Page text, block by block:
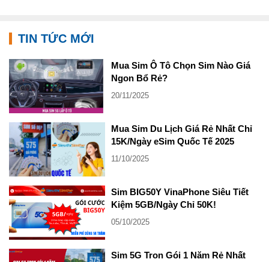
TIN TỨC MỚI
Mua Sim Ô Tô Chọn Sim Nào Giá
Ngon Bổ Rẻ?
20/11/2025
Mua Sim Du Lịch Giá Rẻ Nhất Chỉ
15K/Ngày eSim Quốc Tế 2025
11/10/2025
Sim BIG50Y VinaPhone Siêu Tiết
Kiệm 5GB/Ngày Chỉ 50K!
05/10/2025
Sim 5G Tron Gói 1 Năm Rẻ Nhất